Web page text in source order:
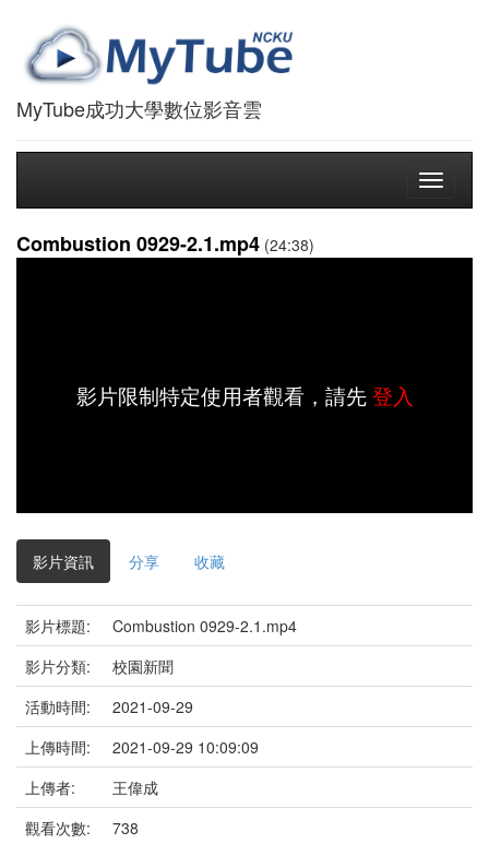
MyTube成功大學數位影音雲
Toggle
Combustion 0929-2.1.mp4 (24:38)
影片限制特定使用者觀看，請先登入
影片資訊 分享 收藏
影片標題:
Combustion 0929-2.1.mp4
影片分類:
校園新聞
活動時間:
2021-09-29
上傳時間:
2021-09-29 10:09:09
上傳者:
王偉成
觀看次數:
738